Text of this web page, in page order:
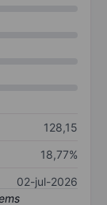
128,15
18,77%
02-jul-2026